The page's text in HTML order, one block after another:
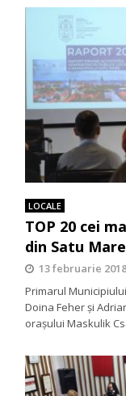
LOCALE
TOP 20 cei
din Satu
13 februarie
Primarul
Doina Feher și
orașului Maskulik